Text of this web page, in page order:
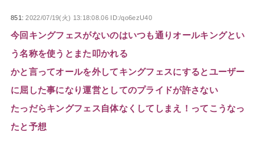
851:2022/07/19(火) 13:18:08.06 ID:/qo6ezU40
今回キングフェスがないのはいつも通りオールキングとい
う名称を使うとまた叩かれる
かと言ってオールを外してキングフェスにするとユーザー
に屈した事になり運営としてのプライドが許さない
たっだらキングフェス自体なくしてしまえ！ってこうなっ
たと予想